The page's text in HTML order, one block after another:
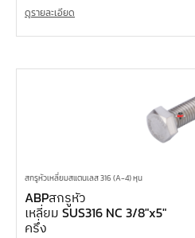
ดูรายละเอียด
สกรูหัวเหลี่ยมสแตนเลส 316 (A-4) หุน
ABPสกรูหัว
เหลี่ยม SUS316 NC 3/8″x5″
ครึ่ง